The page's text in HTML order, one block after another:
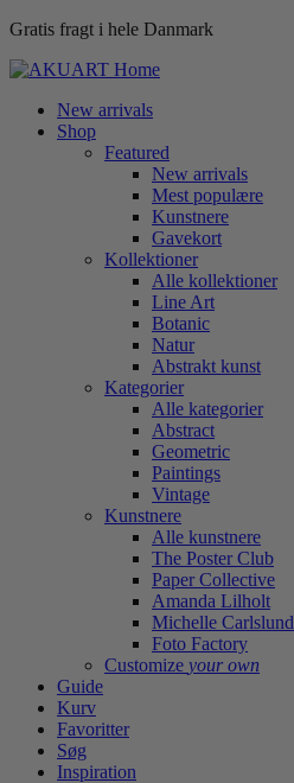
Gratis fragt i hele Danmark
New arrivals
Shop
Featured
New arrivals
Mest populære
Kunstnere
Gavekort
Kollektioner
Alle kollektioner
Line Art
Botanic
Natur
Abstrakt kunst
Kategorier
Alle kategorier
Abstract
Geometric
Paintings
Vintage
Kunstnere
Alle kunstnere
The Poster Club
Paper Collective
Amanda Lilholt
Michelle Carlslund
Foto Factory
Customize your own
Guide
Kurv
Favoritter
Søg
Inspiration